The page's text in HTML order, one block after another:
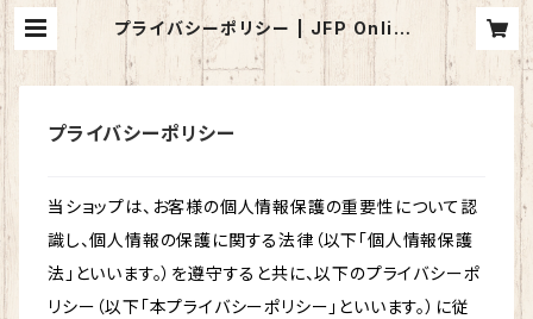
プライバシーポリシー | JFP Online
Shop
プライバシーポリシー
当ショップは、お客様の個人情報保護の重要性について認
識し、個人情報の保護に関する法律（以下「個人情報保護
法」といいます。）を遵守すると共に、以下のプライバシーポ
リシー（以下「本プライバシーポリシー」といいます。）に従